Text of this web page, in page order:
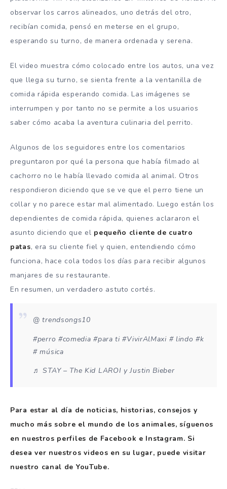
observar los carros alineados, uno detrás del otro,
recibían comida, pensó en meterse en el grupo,
esperando su turno, de manera ordenada y serena.
El video muestra cómo colocado entre los autos, una vez
que llega su turno, se sienta frente a la ventanilla de
comida rápida esperando comida. Las imágenes se
interrumpen y por tanto no se permite a los usuarios
saber cómo acaba la aventura culinaria del perrito.
Algunos de los seguidores entre los comentarios
preguntaron por qué la persona que había filmado al
cachorro no le había llevado comida al animal. Otros
respondieron diciendo que se ve que el perro tiene un
collar y no parece estar mal alimentado. Luego están los
dependientes de comida rápida, quienes aclararon el
asunto diciendo que el pequeño cliente de cuatro
patas, era su cliente fiel y quien, entendiendo cómo
funciona, hace cola todos los días para recibir algunos
manjares de su restaurante.
En resumen, un verdadero astuto cortés.
@ trendsongs10
#perro #comedia #para ti #VivirAlMaxi # lindo #k
# música
♬ STAY – The Kid LAROI y Justin Bieber
Para estar al día de noticias, historias, consejos y
mucho más sobre el mundo de los animales, síguenos
en nuestros perfiles de Facebook e Instagram. Si
desea ver nuestros videos en su lugar, puede visitar
nuestro canal de YouTube.